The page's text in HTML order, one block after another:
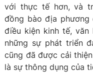
với thực tế hơn, và
đồng bào địa phương
điều kiện kinh tế,
những sự phát triển
cũng đã được cải
là sự thông dụng của